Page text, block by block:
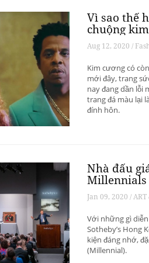
Vì sao thế
chuộng
Aug 12, 2020 /
Kim cương có
mới đây, trang
nay đang dần lỗi
trang đá màu lại
đính hôn.
Nhà đấu
Millennials
Jan 09, 2020 / ART
Với những gì
Sotheby’s Hong
kiện đáng nhớ,
(Millennial).